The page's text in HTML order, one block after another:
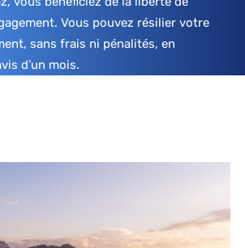
Vous pouvez résilier votre
sans frais ni pénalités, en
d’un mois.